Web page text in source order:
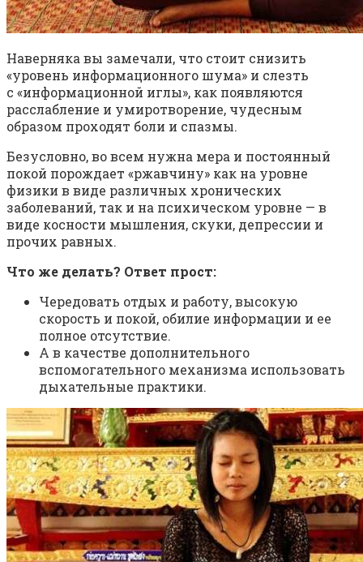
Наверняка вы замечали, что стоит снизить
«уровень информационного шума» и слезть
с «информационной иглы», как появляются
расслабление и умиротворение, чудесным
образом проходят боли и спазмы.
Безусловно, во всем нужна мера и постоянный
покой порождает «ржавчину» как на уровне
физики в виде различных хронических
заболеваний, так и на психическом уровне — в
виде косности мышления, скуки, депрессии и
прочих равных.
Что же делать? Ответ прост:
Чередовать отдых и работу, высокую
скорость и покой, обилие информации и ее
полное отсутствие.
А в качестве дополнительного
вспомогательного механизма использовать
дыхательные практики.